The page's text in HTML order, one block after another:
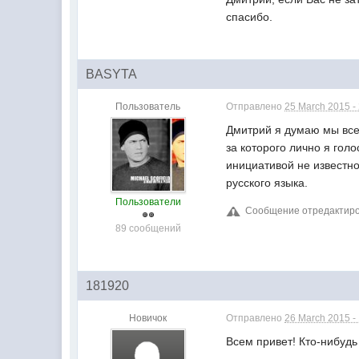
спасибо.
BASYTA
Пользователь
Пользователи
89 сообщений
Отправлено25 March 2015 -
Дмитрий я думаю мы все
за которого лично я
инициативой не
русского языка.
Сообщение
181920
Новичок Отправлено26 March 2015 -
Всем привет! Кто-